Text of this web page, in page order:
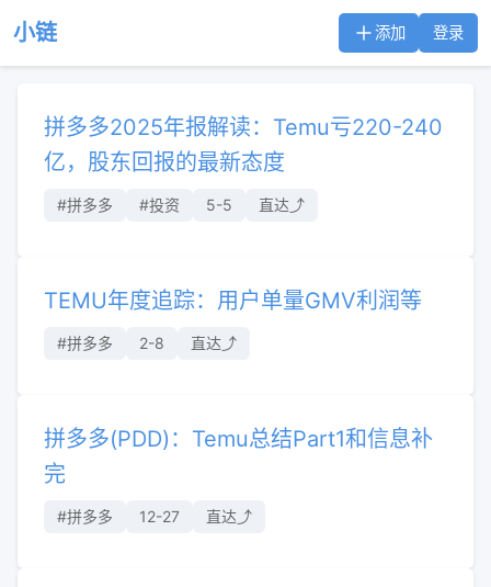
小链 添加 登录
拼多多2025年报解读：Temu亏220-240
亿，股东回报的最新态度
#拼多多 #投资 5-5 直达⤴︎
TEMU年度追踪：用户单量GMV利润等
#拼多多 2-8 直达⤴︎
拼多多(PDD)：Temu总结Part1和信息补
完
#拼多多 12-27 直达⤴︎